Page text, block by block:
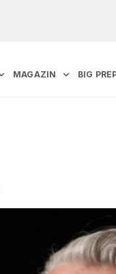
MAGAZIN BIG